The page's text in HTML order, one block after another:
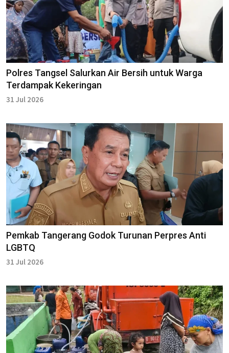
Polres Tangsel Salurkan Air Bersih untuk Warga
Terdampak Kekeringan
31 Jul 2026
Pemkab Tangerang Godok Turunan Perpres Anti
LGBTQ
31 Jul 2026